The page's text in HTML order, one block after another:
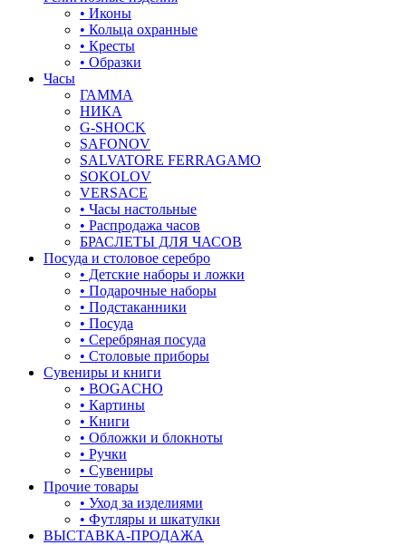
листья
ловец снов
лошадки и единороги
лягушки
медведь
музыка
мышки
обереги
один камень
под гравировку
подкова
предметы
прямоугольник
птицы
• Иконы
• Кольца охранные
• Кресты
• Образки
Часы
ГАММА
НИКА
G-SHOCK
SAFONOV
SALVATORE FERRAGAMO
SOKOLOV
VERSACE
• Часы настольные
• Распродажа часов
БРАСЛЕТЫ ДЛЯ ЧАСОВ
Посуда и столовое серебро
• Детские наборы и ложки
• Подарочные наборы
• Подстаканники
• Посуда
• Серебряная посуда
• Столовые приборы
Сувениры и книги
• BOGACHO
• Картины
• Книги
• Обложки и блокноты
• Ручки
• Сувениры
Прочие товары
• Уход за изделиями
• Футляры и шкатулки
ВЫСТАВКА-ПРОДАЖА